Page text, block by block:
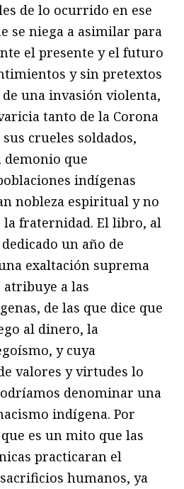
de lo ocurrido en ese
se niega a asimilar para
el presente y el futuro
y sin pretextos
una invasión violenta,
tanto de la Corona
crueles soldados,
demonio que
indígenas
nobleza espiritual y no
la fraternidad. El libro, al
un año de
exaltación suprema
atribuye a las
de las que dice que
al dinero, la
y cuya
valores y virtudes lo
denominar una
indígena. Por
es un mito que las
practicaran el
humanos, ya